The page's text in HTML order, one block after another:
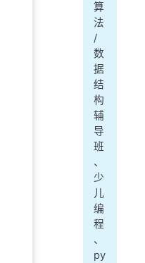
算
法
/
数
据
结
构
辅
导
班
、
少
儿
编
程
、
py